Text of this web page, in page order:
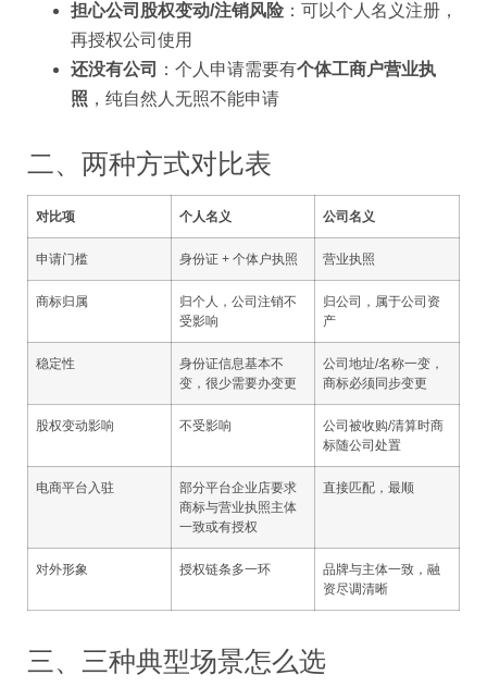
担心公司股权变动/注销风险 ：可以个人名义注册，
再授权公司使用
还没有公司
：个人申请需要有个体工商户营业执
照 ，纯自然人无照不能申请
二、两种方式对比表
对比项 个人名义 公司名义
申请门槛 身份证 + 个体户执照 营业执照
商标归属
归个人，公司注销不
受影响
归公司，属于公司资
产
稳定性
身份证信息基本不
变，很少需要办变更
公司地址/名称一变，
商标必须同步变更
股权变动影响 不受影响
公司被收购/清算时商
标随公司处置
电商平台入驻
部分平台企业店要求
商标与营业执照主体
一致或有授权
直接匹配，最顺
对外形象 授权链条多一环
品牌与主体一致，融
资尽调清晰
三、三种典型场景怎么选